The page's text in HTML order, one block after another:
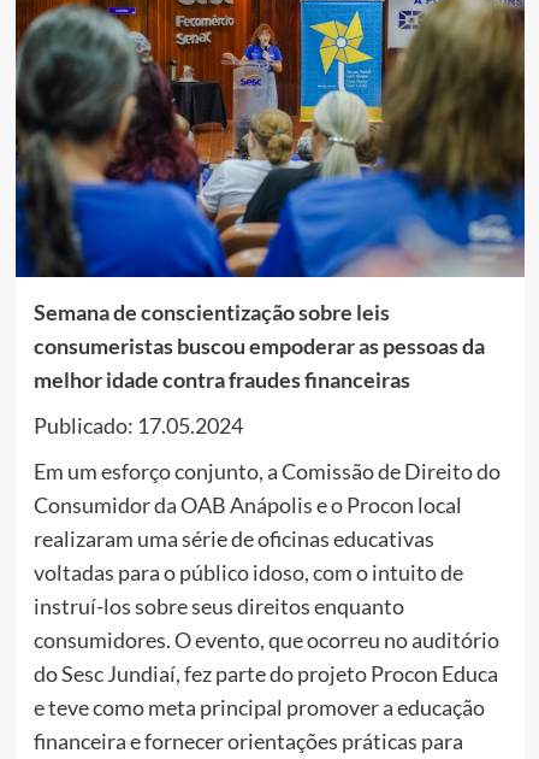
Semana de conscientização sobre leis
consumeristas buscou empoderar as pessoas da
melhor idade contra fraudes financeiras
Publicado: 17.05.2024
Em um esforço conjunto, a Comissão de Direito do
Consumidor da OAB Anápolis e o Procon local
realizaram uma série de oficinas educativas
voltadas para o público idoso, com o intuito de
instruí-los sobre seus direitos enquanto
consumidores. O evento, que ocorreu no auditório
do Sesc Jundiaí, fez parte do projeto Procon Educa
e teve como meta principal promover a educação
financeira e fornecer orientações práticas para